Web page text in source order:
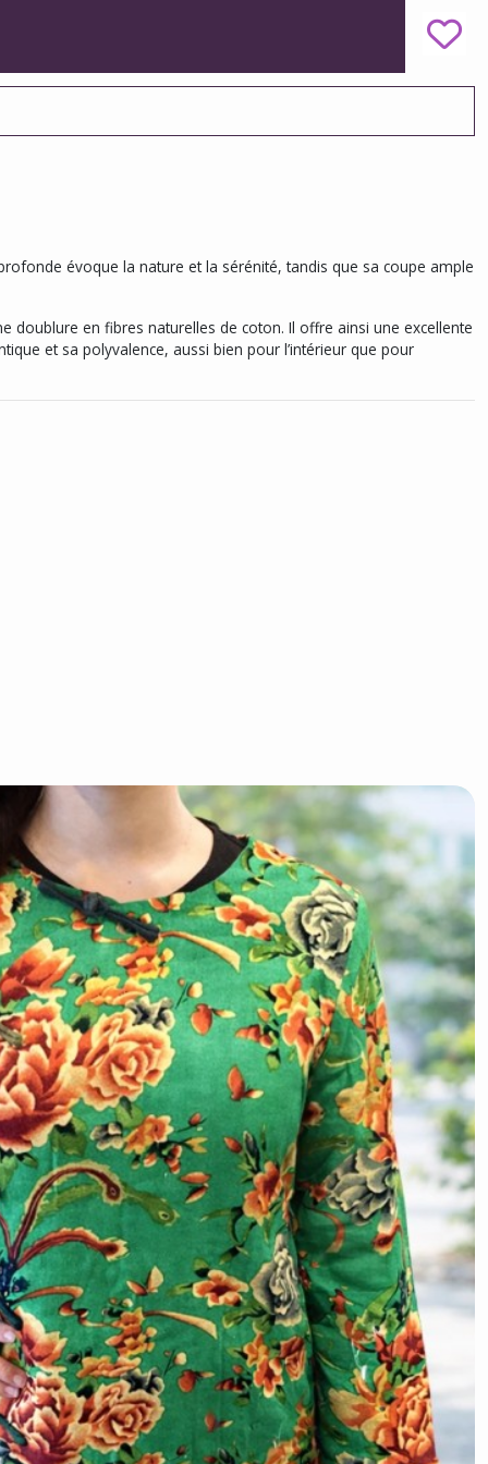
évoque la nature et la sérénité, tandis que sa coupe ample
doublure en fibres naturelles de coton. Il offre ainsi une excellente
et sa polyvalence, aussi bien pour l’intérieur que pour